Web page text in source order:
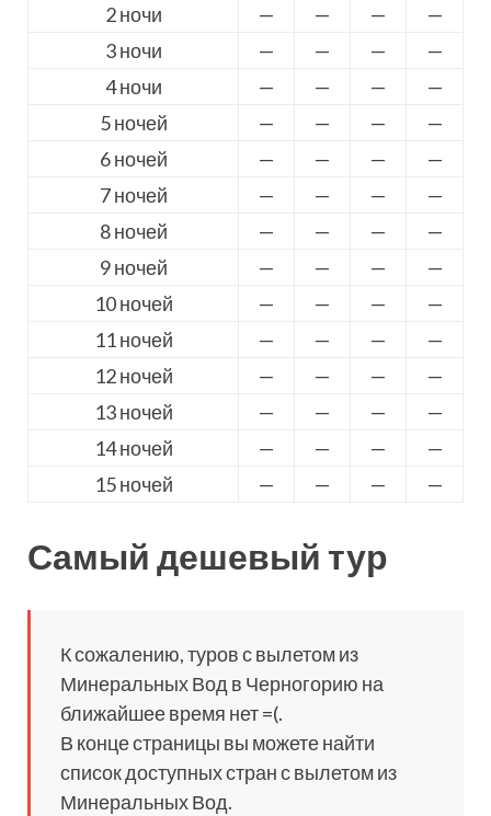
2 ночи — — —
—
3 ночи
— — —
—
4 ночи
— — —
—
5 ночей
— — —
—
6 ночей
— — —
—
7 ночей
— — —
—
8 ночей
— — —
—
9 ночей
— — —
—
10 ночей
— — —
—
11 ночей
— — —
—
12 ночей
— — —
—
13 ночей
— — —
—
14 ночей
— — —
—
15 ночей
— — — —
Самый дешевый тур
К сожалению, туров с вылетом из
Минеральных Вод в Черногорию на
ближайшее время нет =(.
В конце страницы вы можете найти
список доступных стран с вылетом из
Минеральных Вод.